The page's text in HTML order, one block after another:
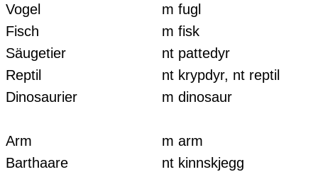
Vogel
m fugl
Fisch
m fisk
Säugetier
nt pattedyr
Reptil
nt krypdyr, nt reptil
Dinosaurier
m dinosaur
Arm
m arm
Barthaare
nt kinnskjegg